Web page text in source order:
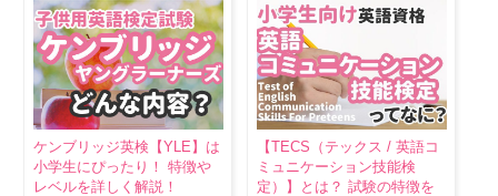
ケンブリッジ英検【YLE】は
小学生にぴったり！ 特徴や
レベルを詳しく解説！
【TECS（テックス / 英語コ
ミュニケーション技能検
定）】とは？ 試験の特徴を